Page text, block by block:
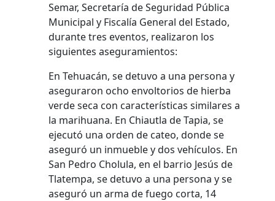
Semar, Secretaría de Seguridad Pública
Municipal y Fiscalía General del Estado,
durante tres eventos, realizaron los
siguientes aseguramientos:
En Tehuacán, se detuvo a una persona y
aseguraron ocho envoltorios de hierba
verde seca con características similares a
la marihuana. En Chiautla de Tapia, se
ejecutó una orden de cateo, donde se
aseguró un inmueble y dos vehículos. En
San Pedro Cholula, en el barrio Jesús de
Tlatempa, se detuvo a una persona y se
aseguró un arma de fuego corta, 14